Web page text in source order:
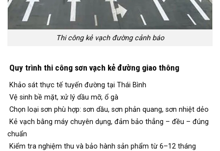
Thi công kẻ vạch đường cảnh báo
Quy trình thi công sơn vạch kẻ đường giao thông
Khảo sát thực tế tuyến đường tại Thái Bình
Vệ sinh bề mặt, xử lý dầu mỡ, ổ gà
Chọn loại sơn phù hợp: sơn dầu, sơn phản quang, sơn nhiệt dẻo
Kẻ vạch bằng máy chuyên dụng, đảm bảo thẳng – đều – đúng
chuẩn
Kiểm tra nghiệm thu và bảo hành sản phẩm từ 6–12 tháng